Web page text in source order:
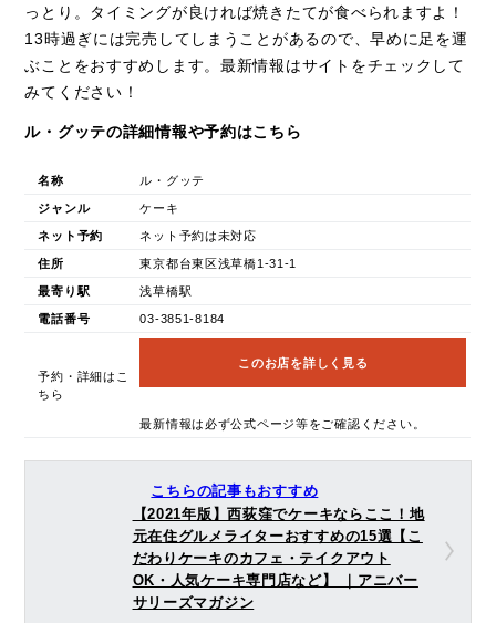
っとり。タイミングが良ければ焼きたてが食べられますよ！
13時過ぎには完売してしまうことがあるので、早めに足を運
ぶことをおすすめします。最新情報はサイトをチェックして
みてください！
ル・グッテの詳細情報や予約はこちら
名称 ル・グッテ
ジャンル ケーキ
ネット予約 ネット予約は未対応
住所 東京都台東区浅草橋1-31-1
最寄り駅 浅草橋駅
電話番号 03-3851-8184
予約・詳細はこ
ちら
このお店を詳しく見る
最新情報は必ず公式ページ等をご確認ください。
こちらの記事もおすすめ
【2021年版】西荻窪でケーキならここ！地
元在住グルメライターおすすめの15選【こ
だわりケーキのカフェ・テイクアウト
OK・人気ケーキ専門店など】 ｜アニバー
サリーズマガジン